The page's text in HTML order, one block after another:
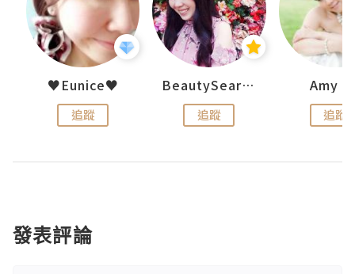
♥Eunice♥
追蹤
BeautySearch
追蹤
Amy
追蹤
發表評論